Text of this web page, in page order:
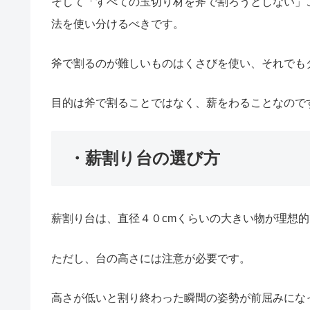
法を使い分けるべきです。
斧で割るのが難しいものはくさびを使い、それで
目的は斧で割ることではなく、薪をわることなので
・薪割り台の選び方
薪割り台は、直径４０cmくらいの大きい物が理想
ただし、台の高さには注意が必要です。
高さが低いと割り終わった瞬間の姿勢が前屈みに